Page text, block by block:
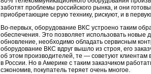
заботят проблемы российского рынка, и они
приобретающие серую технику, рискуют, и в
Во-первых, оборудование ВКС устроено таким
обеспечения. Это позволяет использовать новые
обновление, необходимо обладать сервисным
оборудование ВКС вдруг вышло из строя, его
об этом производителей, те — советуют клиентам
в России. Но в Америке с таким заказчиком
сэкономив, покупатель теряет очень многое.